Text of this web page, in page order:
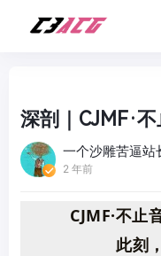
深剖｜CJMF·
一个沙雕苦逼站
2 年前
CJMF·不
此刻